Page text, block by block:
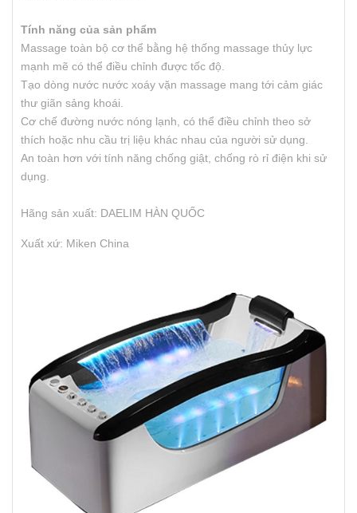
Tính năng của sản phẩm
Massage toàn bộ cơ thể bằng hệ thống massage thủy lực
mạnh mẽ có thể điều chỉnh được tốc độ.
Tạo dòng nước nước xoáy vặn massage mang tới cảm giác
thư giãn sảng khoái.
Cơ chế đường nước nóng lạnh, có thể điều chỉnh theo sở
thích hoặc nhu cầu trị liệu khác nhau của người sử dụng.
An toàn hơn với tính năng chống giật, chống rò rỉ điện khi sử
dụng.
Hãng sản xuất: DAELIM HÀN QUỐC
Xuất xứ: Miken China